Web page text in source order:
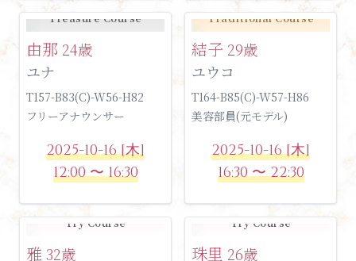
Treasure Course
由那 24歳
ユナ
T157-B83(C)-W56-H82
フリーアナウンサー
2025-10-16 [木]
12:00 〜 16:30
Traditional Course
結子 29歳
ユウコ
T164-B85(C)-W57-H86
美容部員(元モデル)
2025-10-16 [木]
16:30 〜 22:30
Try Course
雅 32歳
Try Course
珠里 26歳